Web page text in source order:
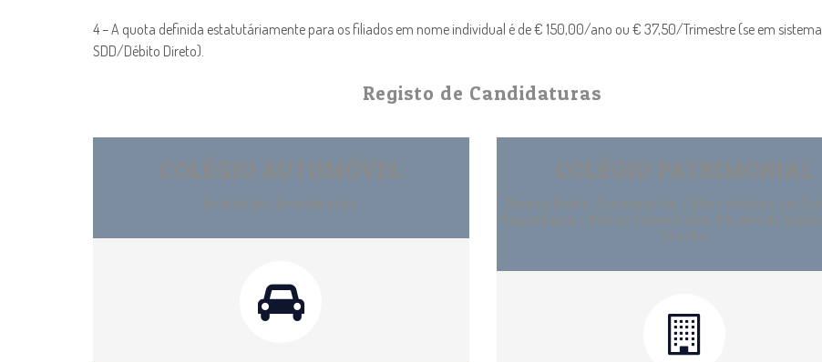
4 – A quota definida estatutáriamente para os filiados em nome individual é de € 150,00/ano ou € 37,50/Trimestre (se em sistema
SDD/Débito Direto).
Registo de Candidaturas